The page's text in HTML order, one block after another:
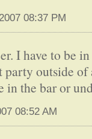
08:37 PM
I have to be
outside of
in the bar or
08:52 AM